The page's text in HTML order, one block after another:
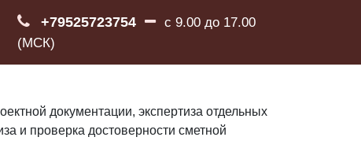
+79525723754
с 9.00 до 17.00
(МСК)
документации, экспертиза отдельных
и проверка достоверности сметной